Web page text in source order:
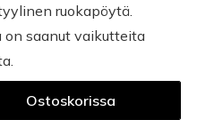
ruokapöytä.
on saanut vaikutteita
Ostoskorissa